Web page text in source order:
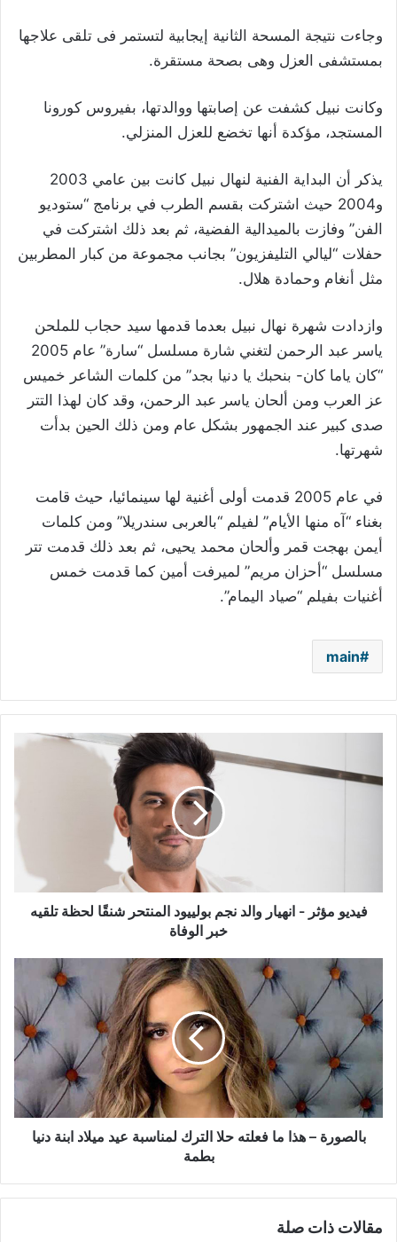
وجاءت نتيجة المسحة الثانية إيجابية لتستمر فى تلقى علاجها
بمستشفى العزل وهى بصحة مستقرة.
وكانت نبيل كشفت عن إصابتها ووالدتها، بفيروس كورونا
المستجد، مؤكدة أنها تخضع للعزل المنزلي.
يذكر أن البداية الفنية لنهال نبيل كانت بين عامي 2003
و2004 حيث اشتركت بقسم الطرب في برنامج “ستوديو
الفن” وفازت بالميدالية الفضية، ثم بعد ذلك اشتركت في
حفلات “ليالي التليفزيون” بجانب مجموعة من كبار المطربين
مثل أنغام وحمادة هلال.
وازدادت شهرة نهال نبيل بعدما قدمها سيد حجاب للملحن
ياسر عبد الرحمن لتغني شارة مسلسل “سارة” عام 2005
“كان ياما كان- بنحبك يا دنيا بجد” من كلمات الشاعر خميس
عز العرب ومن ألحان ياسر عبد الرحمن، وقد كان لهذا التتر
صدى كبير عند الجمهور بشكل عام ومن ذلك الحين بدأت
شهرتها.
في عام 2005 قدمت أولى أغنية لها سينمائيا، حيث قامت
بغناء “آه منها الأيام” لفيلم “بالعربى سندريلا” ومن كلمات
أيمن بهجت قمر وألحان محمد يحيى، ثم بعد ذلك قدمت تتر
مسلسل “أحزان مريم” لميرفت أمين كما قدمت خمس
أغنيات بفيلم “صياد اليمام”.
main
-
شنقًا
لحظةفيديو مؤثر - انهيار والد نجم بولييود المنتحر شنقًا لحظة تلقيه
خبر الوفاة
هذا
ما
الترك
لمناسبة
عيد
ميلادبالصورة – هذا ما فعلته حلا الترك لمناسبة عيد ميلاد ابنة دنيا
بطمة
مقالات ذات صلة